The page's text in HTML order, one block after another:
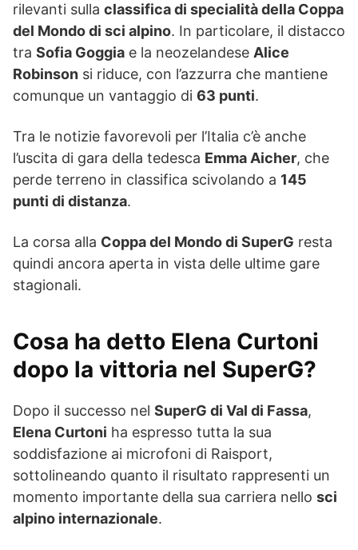
rilevanti sulla classifica di specialità della Coppa
del Mondo di sci alpino. In particolare, il distacco
tra Sofia Goggia e la neozelandese Alice
Robinson si riduce, con l’azzurra che mantiene
comunque un vantaggio di 63 punti.
Tra le notizie favorevoli per l’Italia c’è anche
l’uscita di gara della tedesca Emma Aicher, che
perde terreno in classifica scivolando a 145
punti di distanza.
La corsa alla Coppa del Mondo di SuperG resta
quindi ancora aperta in vista delle ultime gare
stagionali.
Cosa ha detto Elena Curtoni
dopo la vittoria nel SuperG?
Dopo il successo nel SuperG di Val di Fassa,
Elena Curtoni ha espresso tutta la sua
soddisfazione ai microfoni di Raisport,
sottolineando quanto il risultato rappresenti un
momento importante della sua carriera nello sci
alpino internazionale.